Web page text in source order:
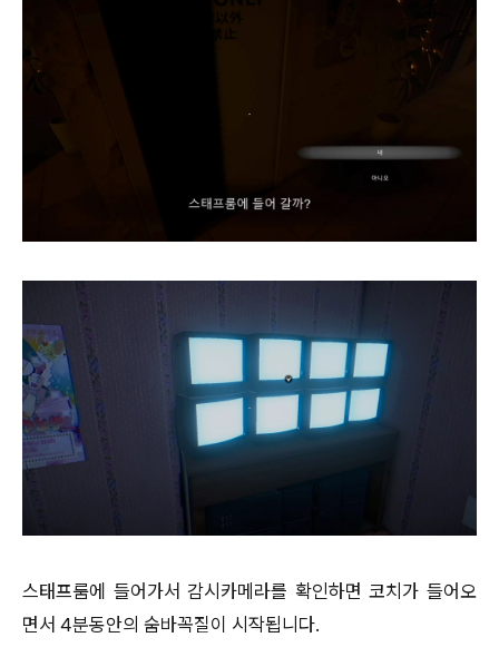
스태프룸에 들어가서 감시카메라를 확인하면 코치가 들어오
면서 4분동안의 숨바꼭질이 시작됩니다.